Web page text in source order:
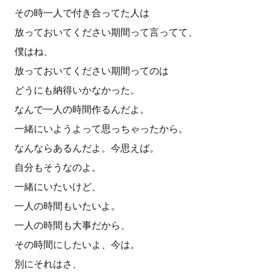
その時一人で付き合ってた人は
放っておいてください期間って言ってて、
僕はね、
放っておいてください期間ってのは
どうにも納得いかなかった。
なんで一人の時間作るんだよ。
一緒にいようよって思っちゃったから。
なんならあるんだよ。今思えば。
自分もそうなのよ。
一緒にいたいけど、
一人の時間もいたいよ。
一人の時間も大事だから、
その時間にしたいよ、今は。
別にそれはさ、